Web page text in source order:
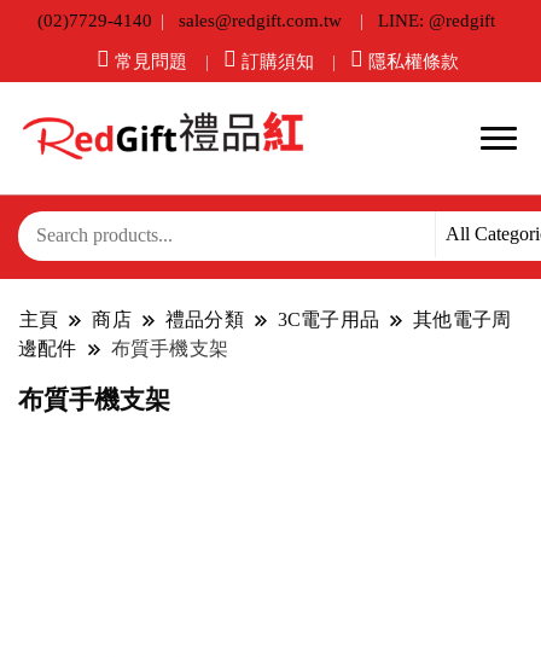
(02)7729-4140 sales@redgift.com.tw LINE: @redgift
常見問題 訂購須知 隱私權條款
主頁 商店 禮品分類 3C電子用品
其他電子周
邊配件
布質手機支架
布質手機支架